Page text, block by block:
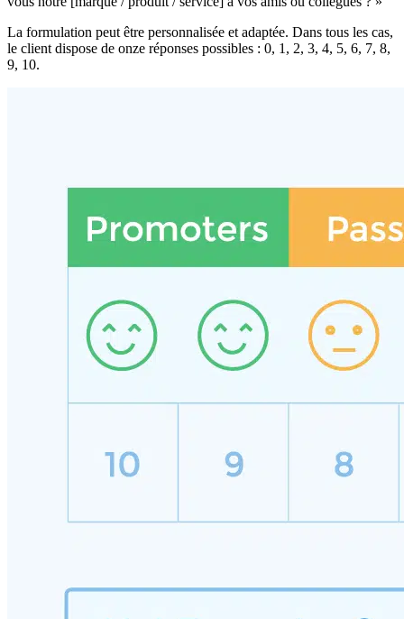
La formulation peut être personnalisée et adaptée. Dans tous les cas,
le client dispose de onze réponses possibles : 0, 1, 2, 3, 4, 5, 6, 7, 8,
9, 10.